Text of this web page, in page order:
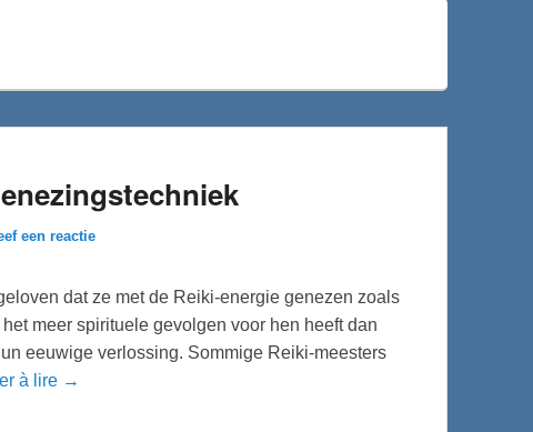
een reactie
dat ze met de Reiki-energie genezen zoals
meer spirituele gevolgen voor hen heeft dan
eeuwige verlossing. Sommige Reiki-meesters
à lire →